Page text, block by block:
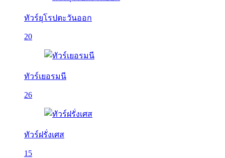
ทัวร์ยุโรปตะวันออก
20
ทัวร์เยอรมนี
26
ทัวร์ฝรั่งเศส
15